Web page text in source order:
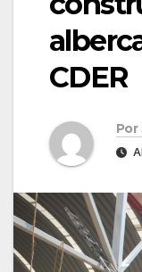
CDER
Por